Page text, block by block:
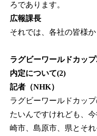
ろであります。
広報課長
それでは、各社の皆様
ラグビーワールドカッ
内定について(2)
記者（NHK）
ラグビーワールドカッ
たいんですけれども、
崎市、島原市、県とそ